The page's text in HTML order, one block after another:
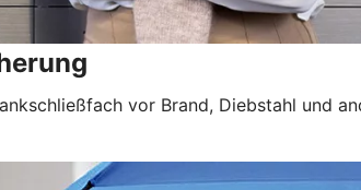
vor Brand, Diebstahl und